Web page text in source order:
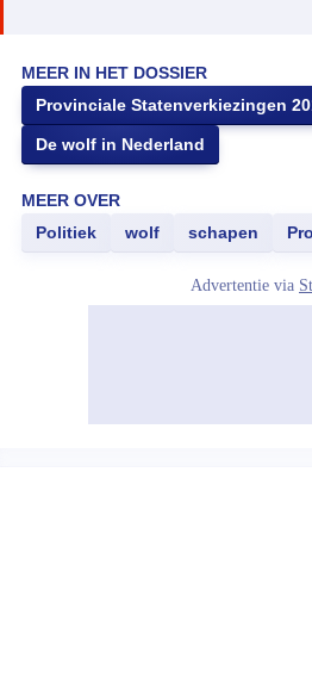
MEER IN HET DOSSIER
Provinciale Statenverkiezingen
De wolf in Nederland
MEER OVER
Politiek
wolf schapen
Advertentie via